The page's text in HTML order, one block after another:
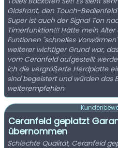
Glasfront, den Touch-
Super ist auch der Signal Ton
Timerfunktion!!! Hätte mein
Funtionen "schnelles
weiterer wichtiger Grund war,
vom Ceranfeld aufgestellt
ich die vergrößerte Herdplatte
sind begeistert und würden das
weiterempfehlen
Ceranfeld geplatzt
übernommen
Schlechte Qualität, Ceranfeld